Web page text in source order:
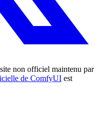
non officiel maintenu par
de ComfyUI est